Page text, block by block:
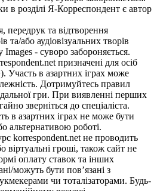
в розділі Я-Корреспондент є автор
передрук та відтворення
та/або аудіовізуальних творів
- суворо забороняється.
призначені для осіб
Участь в азартних іграх може
Дотримуйтесь правил
гри. При виявленні перших
зверніться до спеціаліста.
в азартних іграх не може бути
альтернативою роботі.
korrespondent.net не проводить
віртуальні гроші, також сайт не
оплату ставок та інших
можуть бути пов’язані з
чи тоталізаторами. Будь-